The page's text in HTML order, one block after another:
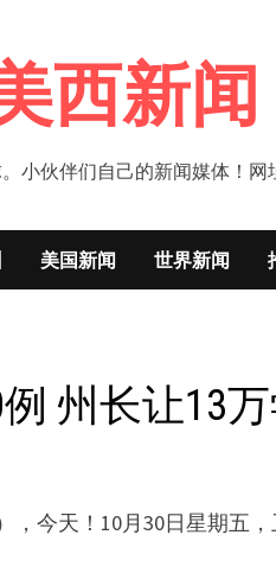
西新闻
小伙伴们自己的新闻媒体！网
美国新闻 世界新闻
州长让13
，今天！10月30日星期五